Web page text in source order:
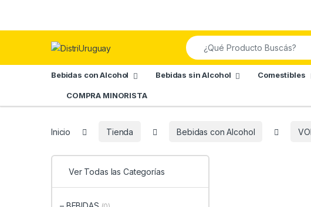
Search for:
Bebidas con Alcohol Bebidas sin Alcohol Comestibles
COMPRA MINORISTA
Inicio Tienda Bebidas con Alcohol
Ver Todas las Categorías